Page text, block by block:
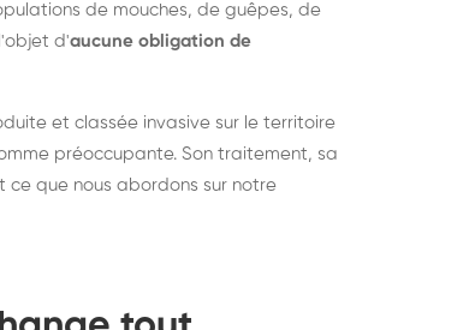
de mouches, de guêpes, de
d'aucune obligation de
et classée invasive sur le territoire
préoccupante. Son traitement, sa
que nous abordons sur notre